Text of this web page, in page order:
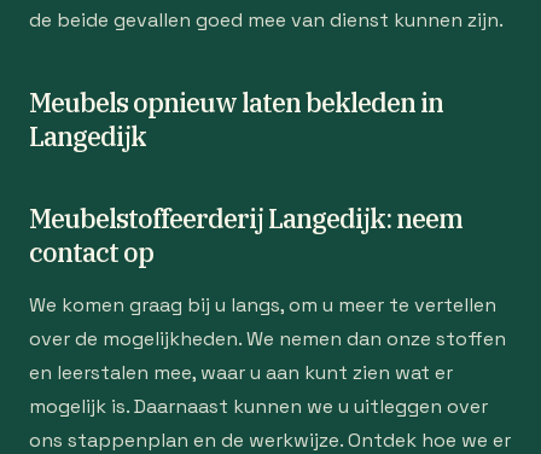
de beide gevallen goed mee van dienst kunnen zijn.
Meubels opnieuw laten bekleden in
Langedijk
Meubelstoffeerderij Langedijk: neem
contact op
We komen graag bij u langs, om u meer te vertellen
over de mogelijkheden. We nemen dan onze stoffen
en leerstalen mee, waar u aan kunt zien wat er
mogelijk is. Daarnaast kunnen we u uitleggen over
ons stappenplan en de werkwijze. Ontdek hoe we er